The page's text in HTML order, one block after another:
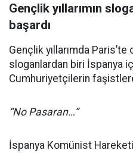
Gençlik yıllarımın
başardı
Gençlik yıllarımda
sloganlardan biri İspanya
Cumhuriyetçilerin faşistlere
“No Pasaran…”
İspanya Komünist